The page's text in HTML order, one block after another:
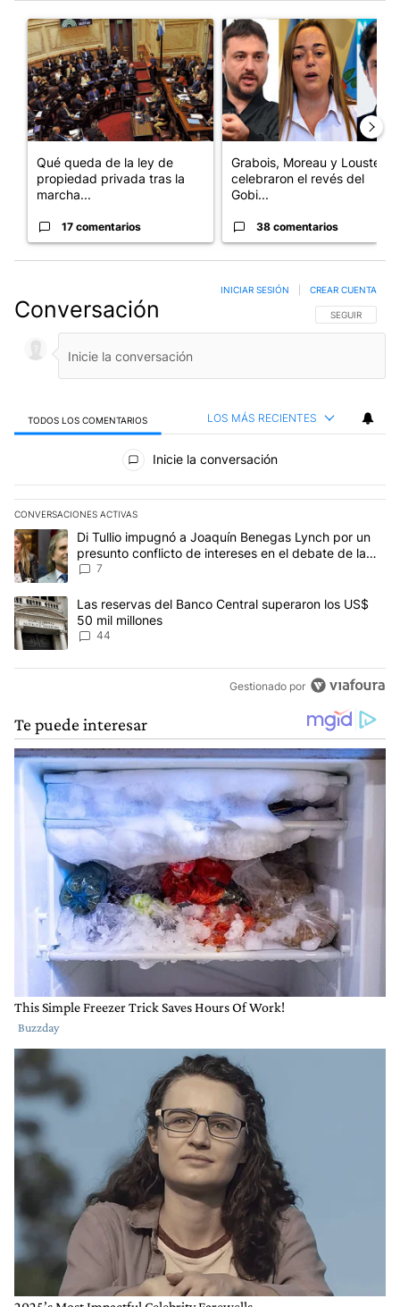
Un artículo de tendencia con el título "Qué queda de la ley de
Qué queda de la ley de
propiedad privada tras la
marcha...
17 comentarios
Un artículo de tendencia con
Grabois, Moreau y Lousteau
celebraron el revés del
Gobi...
38 comentarios
Conversación SIGA ESTA
SEGUIR
INICIAR SESIÓN CREAR CUENTA
TODOS LOS COMENTARIOS LOS MÁS RECIENTES
Todos los comentarios
Inicie la conversación
CONVERSACIONES ACTIVAS
Este listado muestra los artículos con más comentarios en los
Un artículo de tendencia con el título "Di Tullio impugnó a
Di Tullio impugnó a Joaquín Benegas Lynch por un
presunto conflicto de intereses en el debate de la
Ley de Tierras
7
Un artículo de tendencia con el título "Las reservas del Banco
Las reservas del Banco Central superaron los US$
50 mil millones
44
Gestionado por